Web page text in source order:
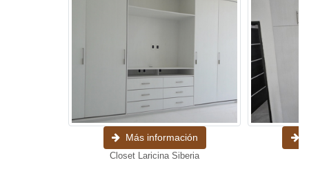
Más información
Closet Laricina Siberia